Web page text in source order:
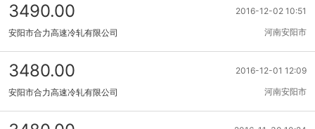
2016-12-02 10:51
3490.00
河南安阳市
安阳市合力高速冷轧有限公司
2016-12-01 12:09
3480.00
河南安阳市
安阳市合力高速冷轧有限公司